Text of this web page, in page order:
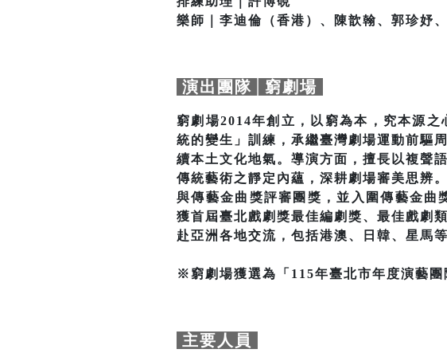
樂師｜李迪倫（香港）、陳歆翰、郭珍妤
演出團隊│窮劇場
窮劇場2014年創立，以窮為本，究本源
統的變生」訓練，承繼臺灣劇場運動前驅
續本土文化地氣。導演方面，擅長以複聲
傳統藝術之靜定內蘊，深耕劇場審美思辨
與傳藝金曲獎評審團獎，並入圍傳藝金曲
獲首屆臺北戲劇獎最佳編劇獎、最佳戲劇
赴亞洲各地交流，包括港澳、日韓、星馬
※窮劇場獲選為「115年臺北市年度演藝團
主要人員